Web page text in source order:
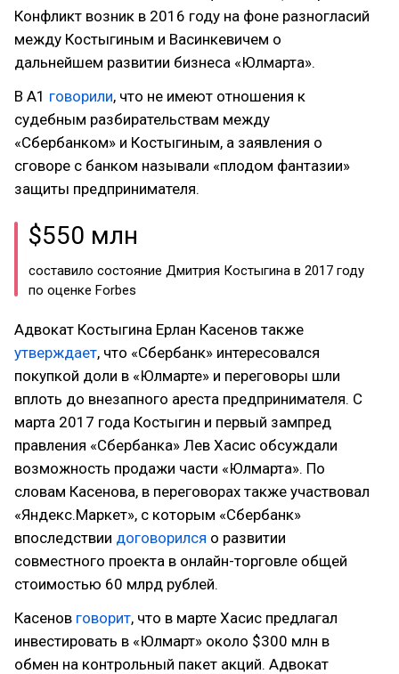
Конфликт возник в 2016 году на фоне разногласий
между Костыгиным и Васинкевичем о
дальнейшем развитии бизнеса «Юлмарта».
В А1 говорили, что не имеют отношения к
судебным разбирательствам между
«Сбербанком» и Костыгиным, а заявления о
сговоре с банком называли «плодом фантазии»
защиты предпринимателя.
$550 млн
составило состояние Дмитрия Костыгина в 2017 году
по оценке Forbes
Адвокат Костыгина Ерлан Касенов также
утверждает, что «Сбербанк» интересовался
покупкой доли в «Юлмарте» и переговоры шли
вплоть до внезапного ареста предпринимателя. С
марта 2017 года Костыгин и первый зампред
правления «Сбербанка» Лев Хасис обсуждали
возможность продажи части «Юлмарта». По
словам Касенова, в переговорах также участвовал
«Яндекс.Маркет», с которым «Сбербанк»
впоследствии договорился о развитии
совместного проекта в онлайн-торговле общей
стоимостью 60 млрд рублей.
Касенов говорит, что в марте Хасис предлагал
инвестировать в «Юлмарт» около $300 млн в
обмен на контрольный пакет акций. Адвокат